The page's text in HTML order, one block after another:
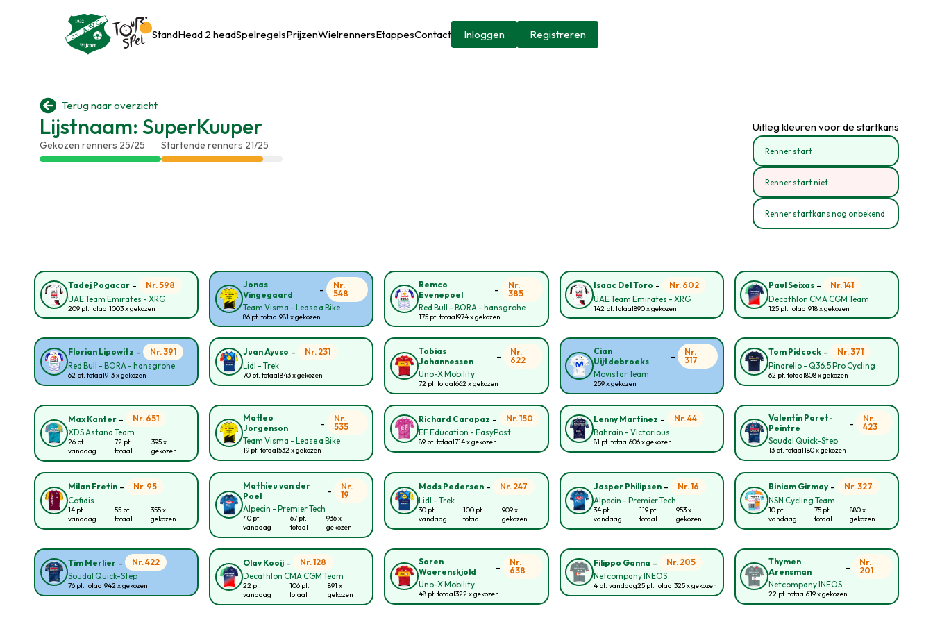
StandHead 2 headSpelregelsPrijzenWielrennersEtappesContact Inloggen Registreren
 Terug naar overzicht
Lijstnaam: SuperKuuper
Gekozen renners 25/25 Startende renners 21/25
Uitleg kleuren voor de startkans
Renner start
Renner start niet
Renner startkans nog onbekend
Tadej Pogacar -
Nr. 598
UAE Team Emirates - XRG
209 pt. totaal1003 x gekozen
Jonas
Vingegaard
-
Nr.
548
Team Visma - Lease a Bike
86 pt. totaal981 x gekozen
Remco
Evenepoel
-
Nr.
385
Red Bull - BORA - hansgrohe
175 pt. totaal974 x gekozen
Isaac Del Toro -
Nr. 602
UAE Team Emirates - XRG
142 pt. totaal890 x gekozen
Paul Seixas-
Nr. 141
Decathlon CMA CGM Team
125 pt. totaal918 x gekozen
Florian Lipowitz -
Nr. 391
Red Bull - BORA - hansgrohe
62 pt. totaal913 x gekozen
Juan Ayuso -
Nr. 231
Lidl - Trek
70 pt. totaal843 x gekozen
Tobias
Johannessen
-
Nr.
622
Uno-X Mobility
72 pt. totaal662 x gekozen
Cian
Uijtdebroeks
-
Nr.
317
Movistar Team
259 x gekozen
Tom Pidcock-
Nr. 371
Pinarello - Q36.5 Pro Cycling
62 pt. totaal808 x gekozen
Max Kanter -
Nr. 651
XDS Astana Team
26 pt.
vandaag
72 pt.
totaal
395 x
gekozen
Matteo
Jorgenson
-
Nr.
535
Team Visma - Lease a Bike
19 pt. totaal532 x gekozen
Richard Carapaz -
Nr. 150
EF Education - EasyPost
89 pt. totaal714 x gekozen
Lenny Martinez -
Nr. 44
Bahrain - Victorious
81 pt. totaal606 x gekozen
Valentin Paret-
Peintre
-
Nr.
423
Soudal Quick-Step
13 pt. totaal180 x gekozen
Milan Fretin -
Nr. 95
Cofidis
14 pt.
vandaag
55 pt.
totaal
355 x
gekozen
Mathieu van der
Poel
-
Nr.
19
Alpecin - Premier Tech
40 pt.
vandaag
67 pt.
totaal
936 x
gekozen
Mads Pedersen-
Nr. 247
Lidl - Trek
30 pt.
vandaag
100 pt.
totaal
909 x
gekozen
Jasper Philipsen-
Nr. 16
Alpecin - Premier Tech
34 pt.
vandaag
119 pt.
totaal
953 x
gekozen
Biniam Girmay-
Nr. 327
NSN Cycling Team
10 pt.
vandaag
75 pt.
totaal
880 x
gekozen
Tim Merlier -
Nr. 422
Soudal Quick-Step
76 pt. totaal942 x gekozen
Olav Kooij -
Nr. 128
Decathlon CMA CGM Team
22 pt.
vandaag
106 pt.
totaal
891 x
gekozen
Soren
Waerenskjold
-
Nr.
638
Uno-X Mobility
48 pt. totaal322 x gekozen
Filippo Ganna -
Nr. 205
Netcompany INEOS
4 pt. vandaag25 pt. totaal325 x gekozen
Thymen
Arensman
-
Nr.
201
Netcompany INEOS
22 pt. totaal619 x gekozen